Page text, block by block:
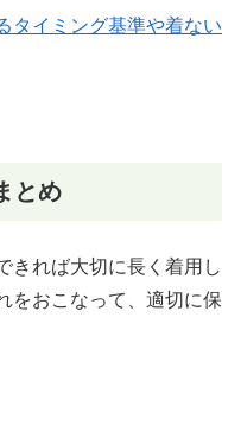
イミング基準や着ない
とめ
きれば大切に長く着用し
をおこなって、適切に保